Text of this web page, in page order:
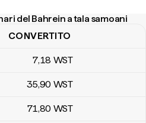
del Bahrein a tala samoani
del Bahrein a tala samoani
CONVERTITO
7,18 WST
35,90 WST
71,80 WST